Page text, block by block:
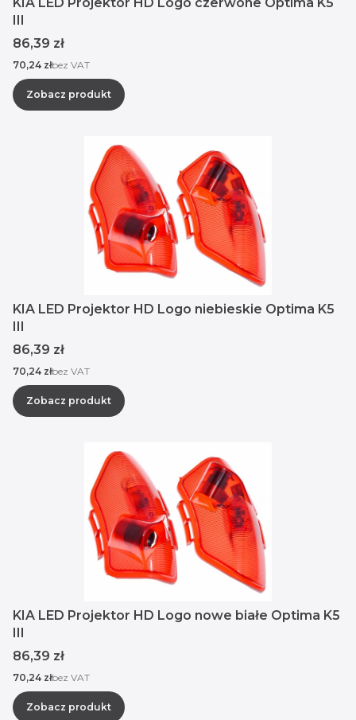
III
Cena
86,39 zł
Cena
70,24 złbez VAT
Zobacz produkt
KIA LED Projektor HD Logo niebieskie Optima K5
III
Cena
86,39 zł
Cena
70,24 złbez VAT
Zobacz produkt
KIA LED Projektor HD Logo nowe białe Optima K5
III
Cena
86,39 zł
Cena
70,24 złbez VAT
Zobacz produkt